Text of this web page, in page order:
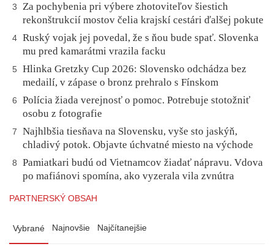
3
Za pochybenia pri výbere zhotoviteľov šiestich
rekonštrukcií mostov čelia krajskí cestári ďalšej pokute
4 Ruský vojak jej povedal, že s ňou bude spať. Slovenka
mu pred kamarátmi vrazila facku
5
Hlinka Gretzky Cup 2026: Slovensko odchádza bez
medailí, v zápase o bronz prehralo s Fínskom
6
Polícia žiada verejnosť o pomoc. Potrebuje stotožniť
osobu z fotografie
7
Najhlbšia tiesňava na Slovensku, vyše sto jaskýň,
chladivý potok. Objavte úchvatné miesto na východe
8
Pamiatkari budú od Vietnamcov žiadať nápravu. Vdova
po mafiánovi spomína, ako vyzerala vila zvnútra
PARTNERSKÝ OBSAH
Vybrané Najnovšie Najčítanejšie